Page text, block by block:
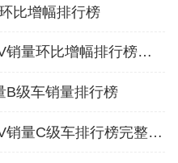
比增幅排行榜
2020年10月全国MPV销量环比增幅排行榜完整版
B级车销量排行榜
2023年10月全国MPV销量C级车排行榜完整版(出口量